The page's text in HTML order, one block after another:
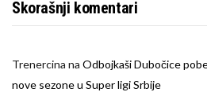
Skorašnji komentari
Trenercina na Odbojkaši Dubočice
nove sezone u Super ligi Srbije